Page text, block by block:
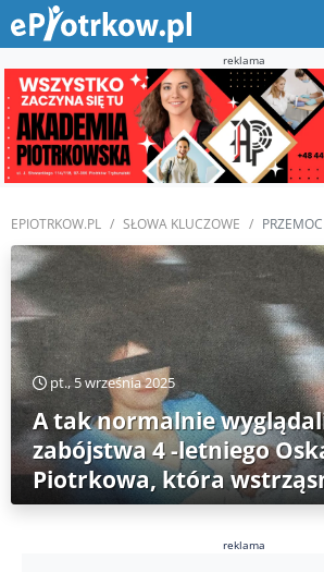
reklama
EPIOTRKOW.PL SŁOWA KLUCZOWE
pt., 5 września 2025
A tak normalnie
zabójstwa 4 -letniego
Piotrkowa, która
reklama